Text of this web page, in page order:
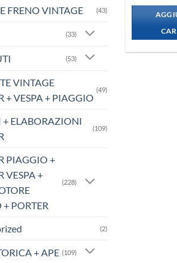
FRENO VINTAGE (43)
(33)
(53)
VINTAGE
+ VESPA + PIAGGIO
(49)
+ ELABORAZIONI
(109)
PIAGGIO +
VESPA +
PORTER
(228)
(2)
+ APE (109)